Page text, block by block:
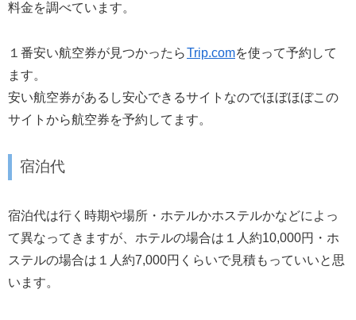
料金を調べています。
１番安い航空券が見つかったらTrip.comを使って予約して
ます。
安い航空券があるし安心できるサイトなのでほぼほぼこの
サイトから航空券を予約してます。
宿泊代
宿泊代は行く時期や場所・ホテルかホステルかなどによっ
て異なってきますが、ホテルの場合は１人約10,000円・ホ
ステルの場合は１人約7,000円くらいで見積もっていいと思
います。